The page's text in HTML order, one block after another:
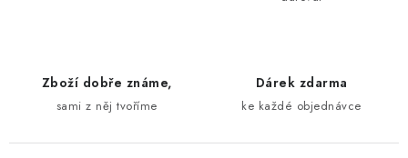
Zboží dobře známe,
sami z něj tvoříme
Dárek zdarma
ke každé objednávce